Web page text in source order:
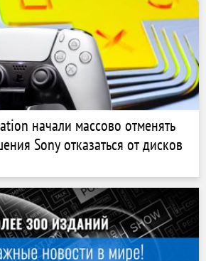
начали массово отменять
Sony отказаться от дисков